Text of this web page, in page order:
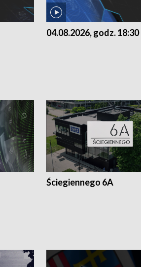
04.08.2026, godz. 18:30
Ściegiennego 6A